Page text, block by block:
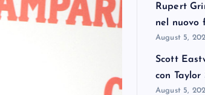
Rupert
nel nuovo
August 5,
Scott
con Taylor
August 5,